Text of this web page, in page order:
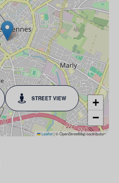
STREET VIEW
+
−
Leaflet|© OpenStreetMap contributors